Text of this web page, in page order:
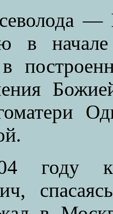
—
в
в
году